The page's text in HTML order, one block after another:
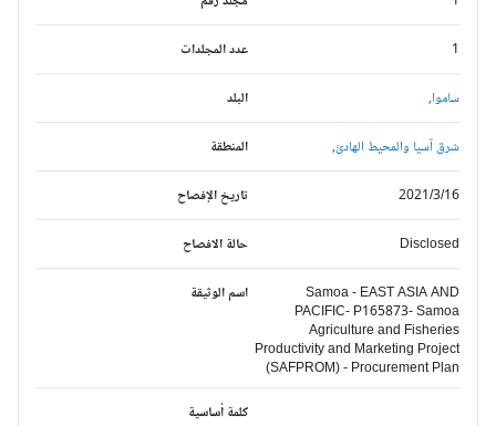
عدد المجلدات
البلد ساموا,
المنطقة شرق آسيا والمحيط الهادئ,
تاريخ الإفصاح 2021/3/16
حالة الافصاح Disclosed
اسم الوثيقة
Samoa - EAST ASIA AND
PACIFIC- P165873- Samoa
Agriculture and Fisheries
Productivity and Marketing Project
(SAFPROM) - Procurement Plan
كلمة أساسية